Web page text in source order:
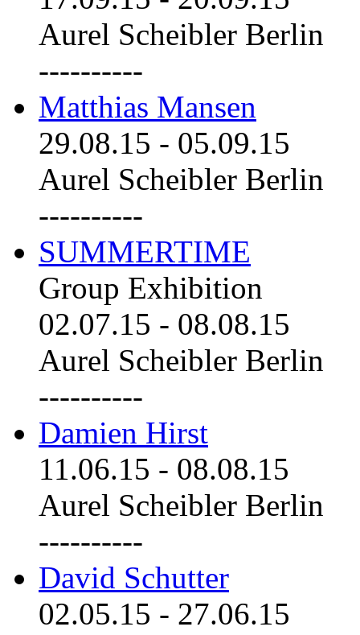
Aurel Scheibler Berlin
----------
Matthias Mansen
29.08.15 - 05.09.15
Aurel Scheibler Berlin
----------
SUMMERTIME
Group Exhibition
02.07.15 - 08.08.15
Aurel Scheibler Berlin
----------
Damien Hirst
11.06.15 - 08.08.15
Aurel Scheibler Berlin
----------
David Schutter
02.05.15 - 27.06.15